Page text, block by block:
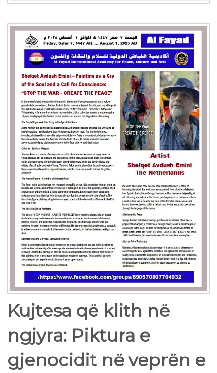
Kujtesa që klith në
ngjyra: Piktura e
gjenocidit në veprën e